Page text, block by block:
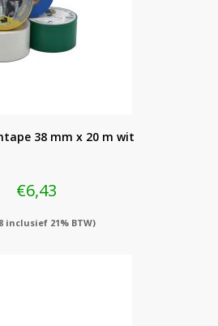
38 mm x 20 m wit
€6,43
inclusief 21% BTW)